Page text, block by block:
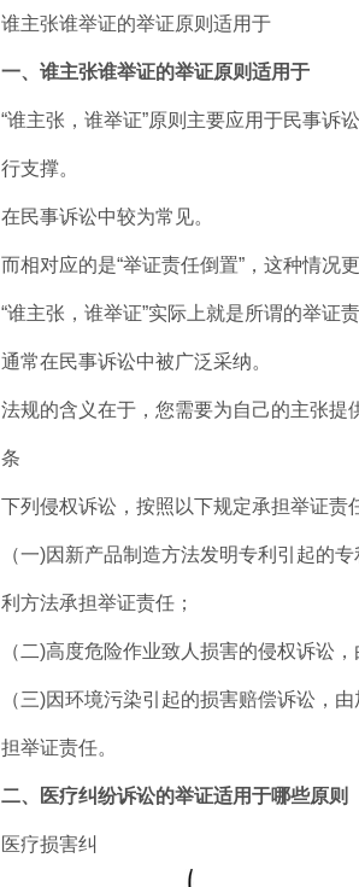
谁主张谁举证的举证原则适用于
一、谁主张谁举证的举证原则适用于
“谁主张，谁举证”原则主要应用于民事诉
行支撑。
在民事诉讼中较为常见。
而相对应的是“举证责任倒置”，这种情况
“谁主张，谁举证”实际上就是所谓的举证
通常在民事诉讼中被广泛采纳。
法规的含义在于，您需要为自己的主张提
条
下列侵权诉讼，按照以下规定承担举证责
（一)因新产品制造方法发明专利引起的
利方法承担举证责任；
（二)高度危险作业致人损害的侵权诉讼
（三)因环境污染引起的损害赔偿诉讼，
担举证责任。
二、医疗纠纷诉讼的举证适用于哪些原则
医疗损害纠